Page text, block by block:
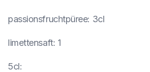
passionsfruchtpüree: 3cl
limettensaft: 1
5cl: